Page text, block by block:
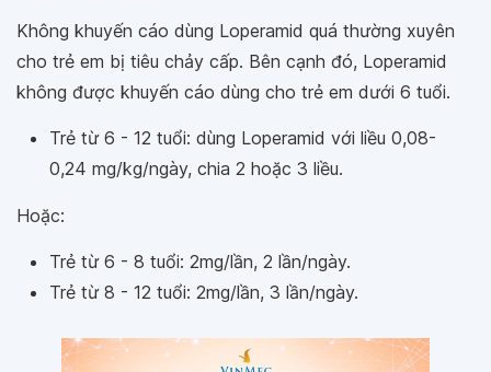
Không khuyến cáo dùng Loperamid quá thường xuyên
cho trẻ em bị tiêu chảy cấp. Bên cạnh đó, Loperamid
không được khuyến cáo dùng cho trẻ em dưới 6 tuổi.
Trẻ từ 6 - 12 tuổi: dùng Loperamid với liều 0,08-
0,24 mg/kg/ngày, chia 2 hoặc 3 liều.
Hoặc:
Trẻ từ 6 - 8 tuổi: 2mg/lần, 2 lần/ngày.
Trẻ từ 8 - 12 tuổi: 2mg/lần, 3 lần/ngày.